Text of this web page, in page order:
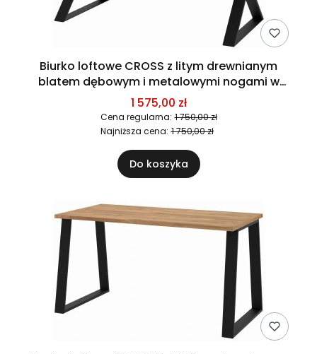
Biurko loftowe CROSS z litym drewnianym
blatem dębowym i metalowymi nogami w
kształcie X
1 575,00 zł
Cena regularna: 1 750,00 zł
Najniższa cena: 1 750,00 zł
Do koszyka